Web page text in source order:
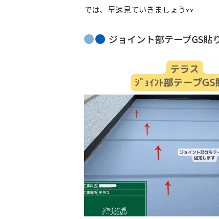
では、早速見ていきましょう👀
ジョイント部テープGS貼